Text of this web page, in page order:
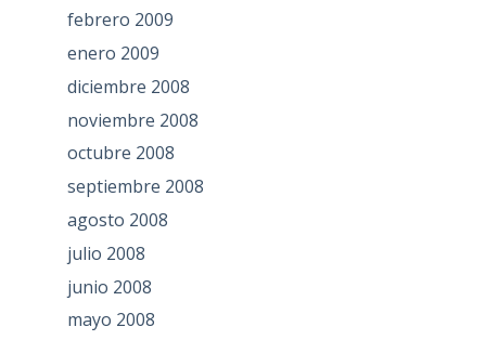
febrero 2009
enero 2009
diciembre 2008
noviembre 2008
octubre 2008
septiembre 2008
agosto 2008
julio 2008
junio 2008
mayo 2008